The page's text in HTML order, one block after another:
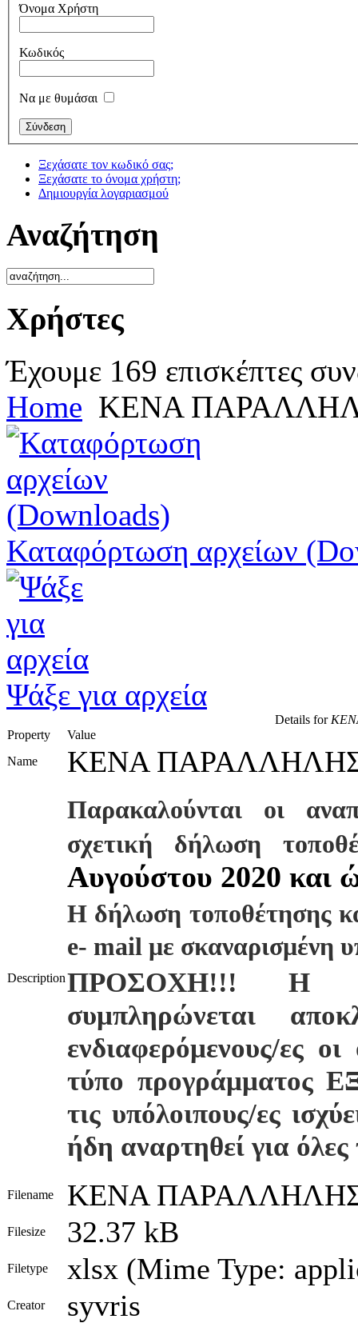
Όνομα Χρήστη
Κωδικός
Να με θυμάσαι
Ξεχάσατε τον κωδικό σας;
Ξεχάσατε το όνομα χρήστη;
Δημιουργία λογαριασμού
Αναζήτηση
Χρήστες
Έχουμε 169 επισκέπτες
Home ΚΕΝΑ
Καταφόρτωση αρχείων
Ψάξε για αρχεία
Details for
Property
Value
Name
ΚΕΝΑ
Description
Παρακαλούνται οι
σχετική δήλωση
Αυγούστου 2020 και
Η δήλωση τοποθέτησης
e- mail με σκαναρισμένη
ΠΡΟΣΟΧΗ!!! Η
συμπληρώνεται
ενδιαφερόμενους/ες
τύπο προγράμματος
τις υπόλοιπους/ες
ήδη αναρτηθεί για όλες
Filename ΚΕΝΑ
Filesize 32.37 kB
Filetype xlsx (Mime Type:
Creator syvris